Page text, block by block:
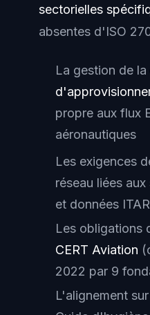
sectorielles
absentes d'ISO
La gestion de la
propre aux flux
aéronautiques
Les exigences
réseau liées
et données
Les obligations
CERT Aviation
2022 par 9
L'alignement